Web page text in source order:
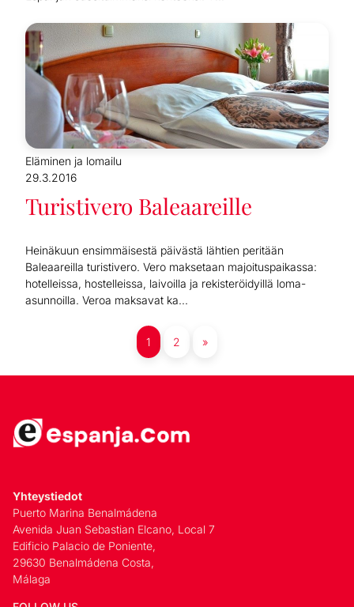
Eläminen ja lomailu
29.3.2016
Turistivero Baleaareille
Heinäkuun ensimmäisestä päivästä lähtien peritään
Baleaareilla turistivero. Vero maksetaan majoituspaikassa:
hotelleissa, hostelleissa, laivoilla ja rekisteröidyillä loma-
asunnoilla. Veroa maksavat ka...
1 2 »
Yhteystiedot
Puerto Marina Benalmádena
Avenida Juan Sebastian Elcano, Local 7
Edificio Palacio de Poniente,
29630 Benalmádena Costa,
Málaga